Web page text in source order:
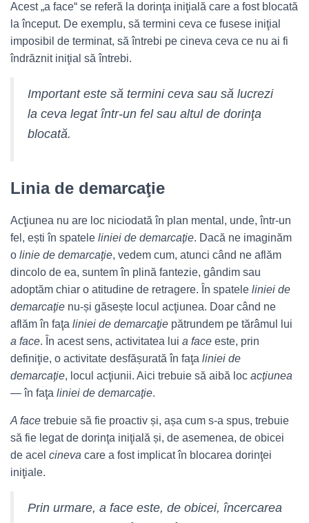
Acest „a face“ se referă la dorinţa iniţială care a fost blocată
la început. De exemplu, să termini ceva ce fusese iniţial
imposibil de terminat, să întrebi pe cineva ceva ce nu ai fi
îndrăznit iniţial să întrebi.
Important este să termini ceva sau să lucrezi
la ceva legat într-un fel sau altul de dorinţa
blocată.
Linia de demarcaţie
Acţiunea nu are loc niciodată în plan mental, unde, într-un
fel, ești în spatele liniei de demarcaţie. Dacă ne imaginăm
o linie de demarcaţie, vedem cum, atunci când ne aflăm
dincolo de ea, suntem în plină fantezie, gândim sau
adoptăm chiar o atitudine de retragere. În spatele liniei de
demarcaţie nu-și găsește locul acţiunea. Doar când ne
aflăm în faţa liniei de demarcaţie pătrundem pe tărâmul lui
a face. În acest sens, activitatea lui a face este, prin
definiţie, o activitate desfășurată în faţa liniei de
demarcaţie, locul acţiunii. Aici trebuie să aibă loc acţiunea
— în faţa liniei de demarcaţie.
A face trebuie să fie proactiv și, așa cum s-a spus, trebuie
să fie legat de dorinţa iniţială și, de asemenea, de obicei
de acel cineva care a fost implicat în blocarea dorinţei
iniţiale.
Prin urmare, a face este, de obicei, încercarea